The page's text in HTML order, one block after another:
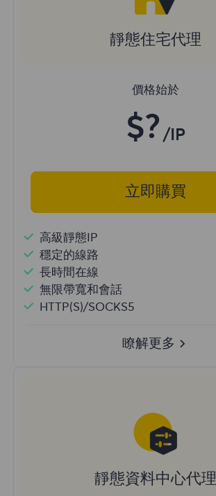
靜態住宅代理
價格始於
$? /IP
立即購買
高級靜態IP
穩定的線路
長時間在線
無限帶寬和會話
HTTP(S)/SOCKS5
瞭解更多
靜態資料中心代理